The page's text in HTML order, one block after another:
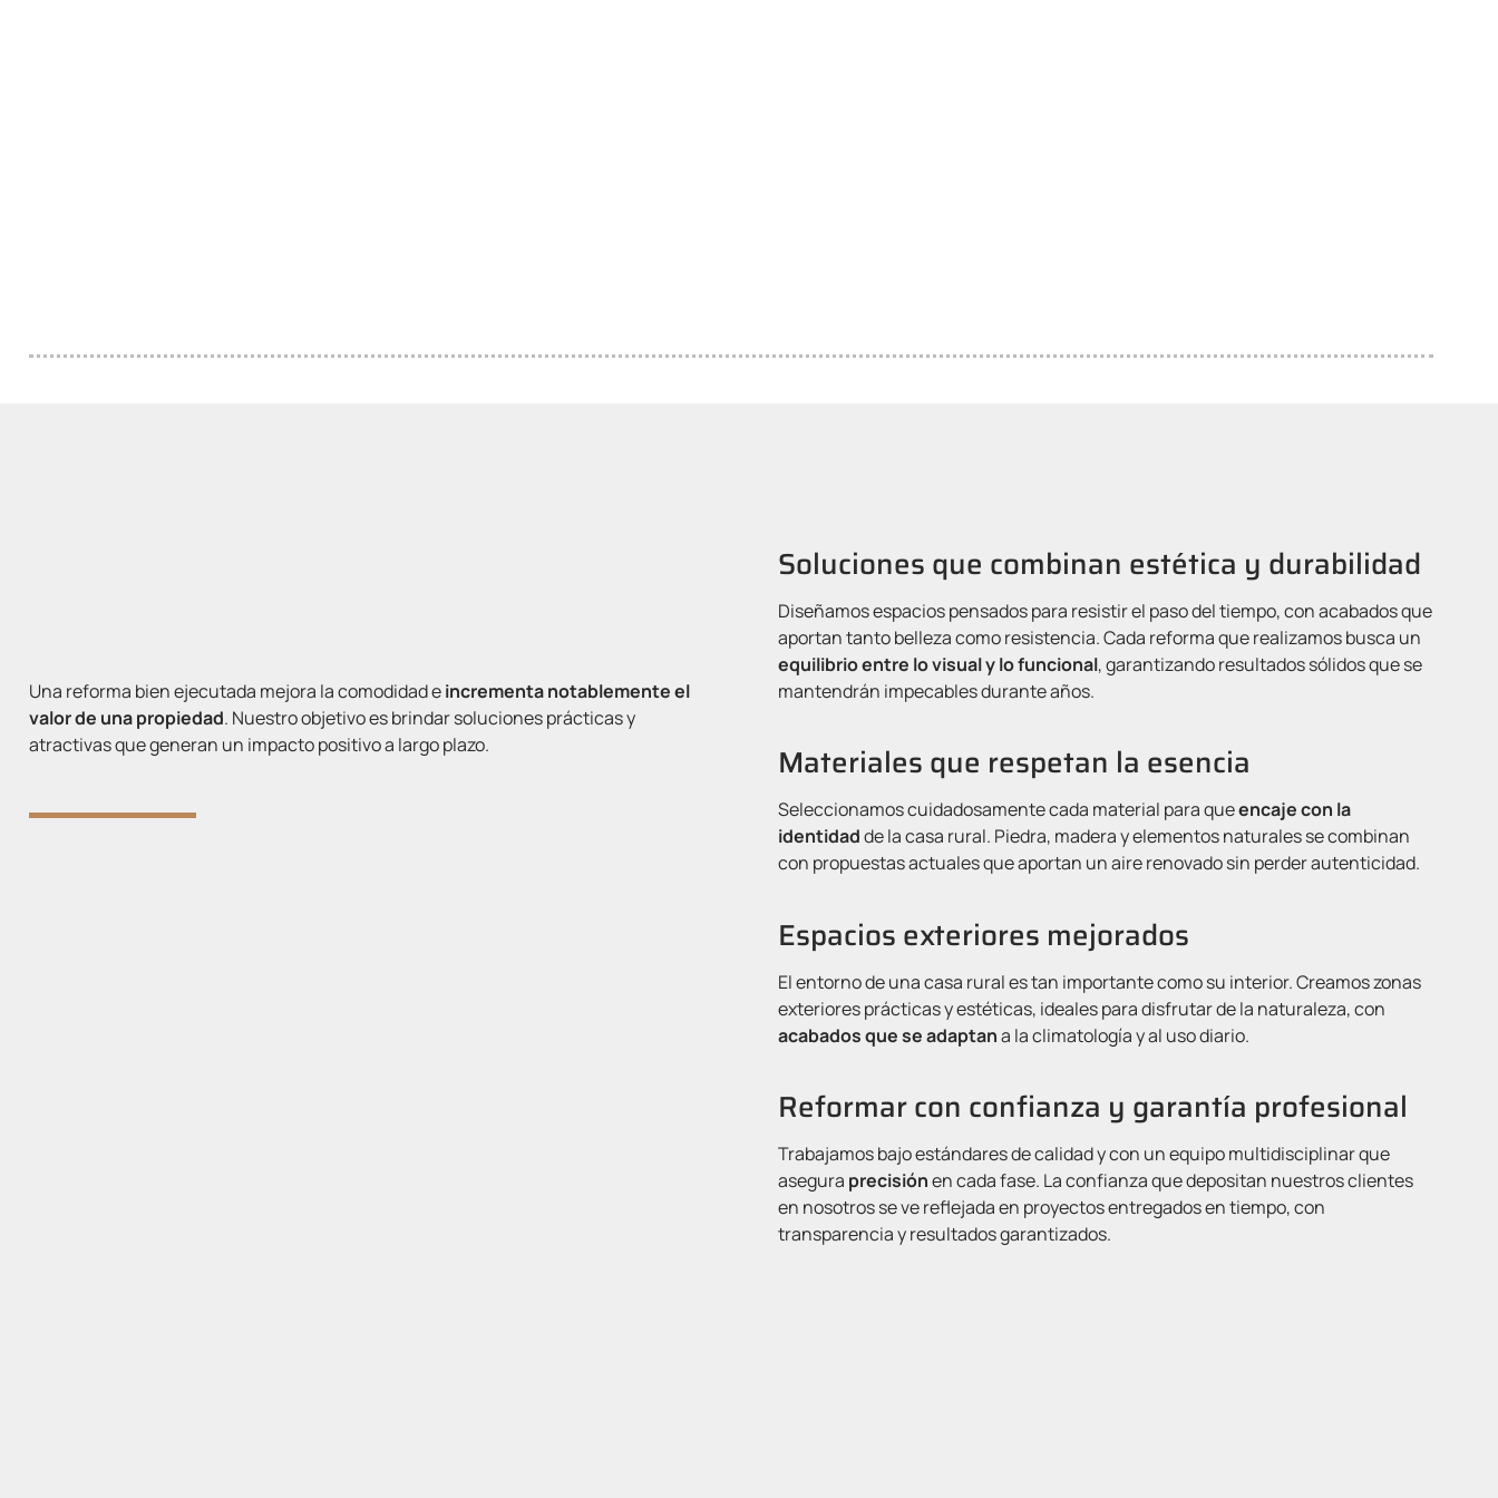
Una reforma bien ejecutada mejora la comodidad eincrementa notablemente el
valor de una propiedad. Nuestro objetivo es brindar soluciones prácticas y
atractivas que generan un impacto positivo a largo plazo.
Soluciones que combinan estética y durabilidad
Diseñamos espacios pensados para resistir el paso del tiempo, con acabados que
aportan tanto belleza como resistencia. Cada reforma que realizamos busca un
equilibrio entre lo visual y lo funcional, garantizando resultados sólidos que se
mantendrán impecables durante años.
Materiales que respetan la esencia
Seleccionamos cuidadosamente cada material para queencaje con la
identidadde la casa rural. Piedra, madera y elementos naturales se combinan
con propuestas actuales que aportan un aire renovado sin perder autenticidad.
Espacios exteriores mejorados
El entorno de una casa rural es tan importante como su interior. Creamos zonas
exteriores prácticas y estéticas, ideales para disfrutar de la naturaleza, con
acabados que se adaptana la climatología y al uso diario.
Reformar con confianza y garantía profesional
Trabajamos bajo estándares de calidad y con un equipo multidisciplinar que
asegura precisiónen cada fase. La confianza que depositan nuestros clientes
en nosotros se ve reflejada en proyectos entregados en tiempo, con
transparencia y resultados garantizados.